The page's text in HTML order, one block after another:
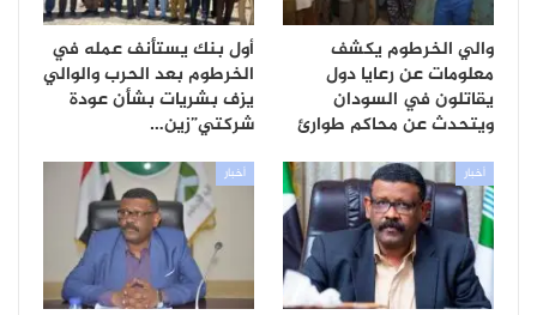
والي الخرطوم يكشف
معلومات عن رعايا دول
يقاتلون في السودان
ويتحدث عن محاكم طوارئ
أول بنك يستأنف عمله في
الخرطوم بعد الحرب والوالي
يزف بشريات بشأن عودة
شركتي”زين…
أخبار أخبار